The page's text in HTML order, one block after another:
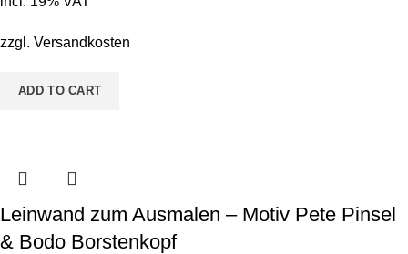
ABC
Mädchen
zzgl. Versandkosten
ADD TO CART
Leinwand zum Ausmalen – Motiv Pete Pinsel
& Bodo Borstenkopf